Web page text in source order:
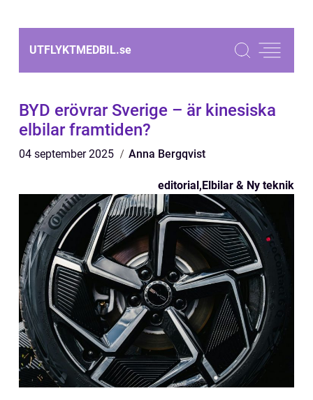
UTFLYKTMEDBIL.se
BYD erövrar Sverige – är kinesiska
elbilar framtiden?
04 september 2025 Anna Bergqvist
editorial,Elbilar & Ny teknik